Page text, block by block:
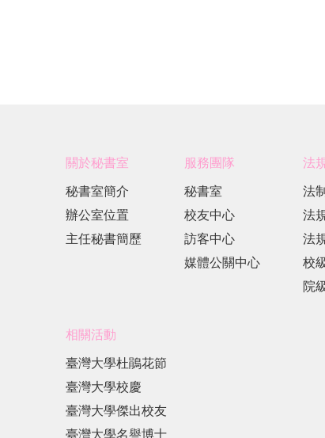
關於秘書室
秘書室簡介
辦公室位置
主任秘書簡歷
服務團隊
秘書室
校友中心
訪客中心
媒體公關中心
法
法
法
法
校
院
相關活動
臺灣大學杜鵑花節
臺灣大學校慶
臺灣大學傑出校友
臺灣大學名譽博士